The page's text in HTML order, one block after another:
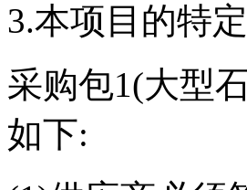
3.本项目的特
采购包1(大型
如下: